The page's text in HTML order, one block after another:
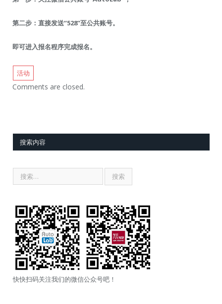
第二步：直接发送“528”至公共账号。
即可进入报名程序完成报名。
活动
Comments are closed.
搜索内容
快快扫码关注我们的微信公众号吧！